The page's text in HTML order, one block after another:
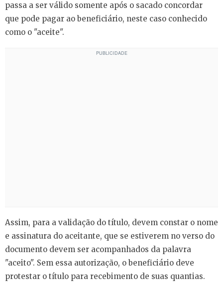
passa a ser válido somente após o sacado concordar
que pode pagar ao beneficiário, neste caso conhecido
como o "aceite".
Assim, para a validação do título, devem constar o nome
e assinatura do aceitante, que se estiverem no verso do
documento devem ser acompanhados da palavra
"aceito". Sem essa autorização, o beneficiário deve
protestar o título para recebimento de suas quantias.